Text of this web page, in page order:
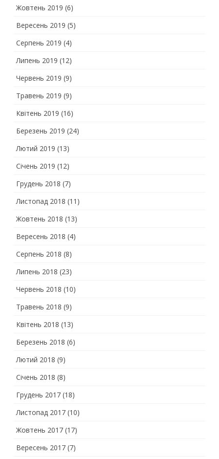
Жовтень 2019 (6)
Вересень 2019 (5)
Серпень 2019 (4)
Липень 2019 (12)
Червень 2019 (9)
Травень 2019 (9)
Квітень 2019 (16)
Березень 2019 (24)
Лютий 2019 (13)
Січень 2019 (12)
Грудень 2018 (7)
Листопад 2018 (11)
Жовтень 2018 (13)
Вересень 2018 (4)
Серпень 2018 (8)
Липень 2018 (23)
Червень 2018 (10)
Травень 2018 (9)
Квітень 2018 (13)
Березень 2018 (6)
Лютий 2018 (9)
Січень 2018 (8)
Грудень 2017 (18)
Листопад 2017 (10)
Жовтень 2017 (17)
Вересень 2017 (7)